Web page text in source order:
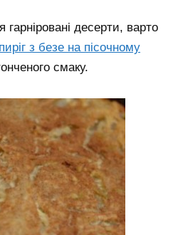
десерти, варто
з безе на пісочному
смаку.